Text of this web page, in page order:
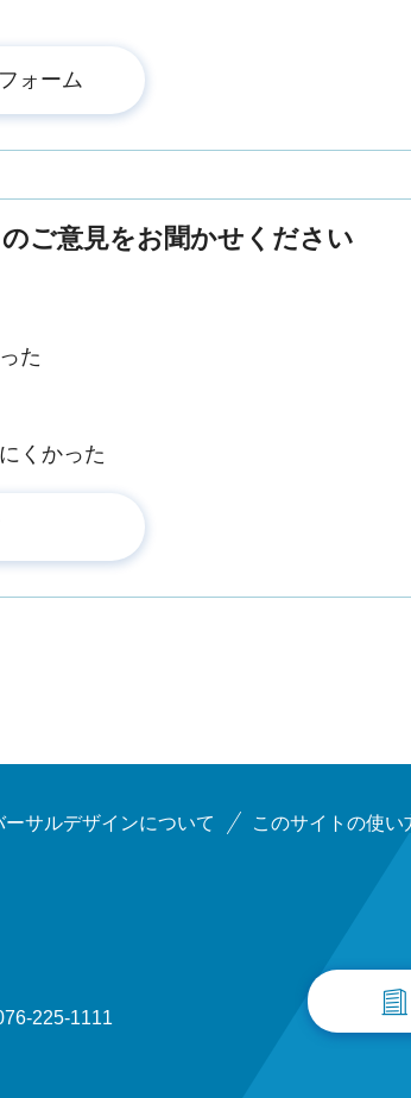
ご意見をお聞かせください
た
くかった
サルデザインについて このサイトの使い
225-1111